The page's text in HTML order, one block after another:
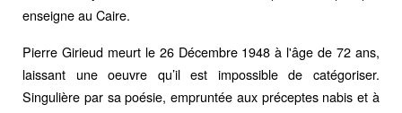
enseigne au Caire.
Pierre Girieud meurt le 26 Décembre 1948 à l'âge de 72 ans,
laissant une oeuvre qu’il est impossible de catégoriser.
Singulière par sa poésie, empruntée aux préceptes nabis et à